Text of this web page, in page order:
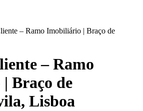
– Ramo Imobiliário | Braço de
– Ramo
Braço de
Lisboa